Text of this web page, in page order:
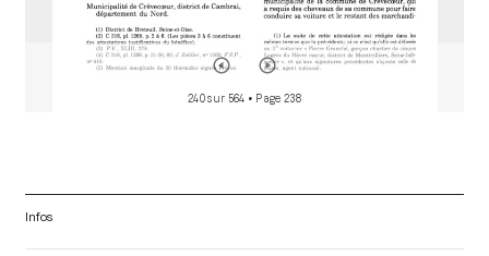
240 sur 564 • Page 238
Infos